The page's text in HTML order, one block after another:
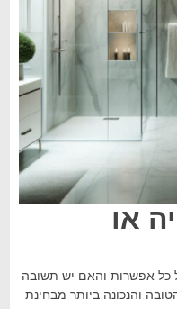
או
כל אפשרות והאם יש תשובה
והנכונה ביותר מבחינת